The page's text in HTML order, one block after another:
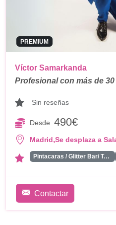
PREMIUM
Víctor Samarkanda
Profesional con más de
Sin reseñas
Desde 490€
Madrid,Se desplaza a
Pintacaras / Glitter Bar/ Tattoos
Contactar